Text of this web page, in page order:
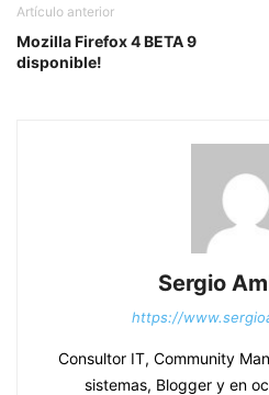
Artículo anterior
Mozilla Firefox 4 BETA 9
disponible!
Sergio
https://
Consultor IT, Community
sistemas, Blogger y en